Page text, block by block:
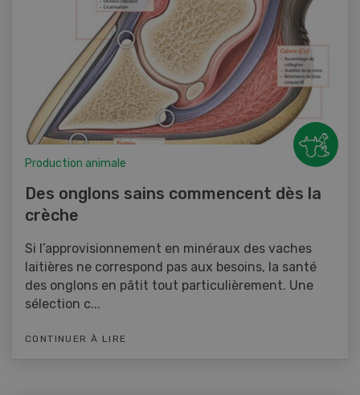
Production animale
Des onglons sains commencent dès la
crèche
Si l’approvisionnement en minéraux des vaches
laitières ne correspond pas aux besoins, la santé
des onglons en pâtit tout particulièrement. Une
sélection c...
CONTINUER À LIRE